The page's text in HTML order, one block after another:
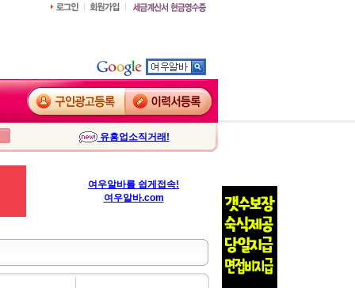
유흥업소직거래!
여우알바를 쉽게접속!
여우알바.com